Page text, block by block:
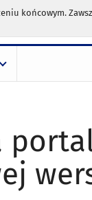
końcowym.